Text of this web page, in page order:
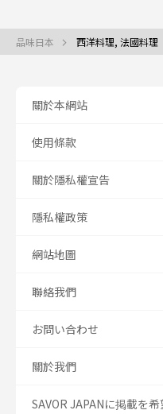
品味日本 西洋料理, 法國料理
關於本網站
使用條款
關於隱私權宣告
隱私權政策
網站地圖
聯絡我們
お問い合わせ
關於我們
SAVOR JAPANに掲載を